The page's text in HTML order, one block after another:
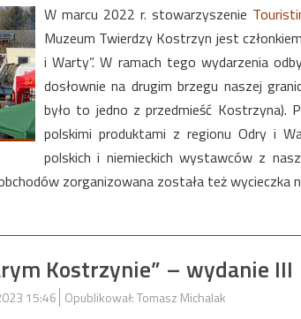
W marcu 2022 r. stowarzyszenie
Muzeum Twierdzy Kostrzyn jest
i Warty”. W ramach tego wydarzenia
dosłownie na drugim brzegu naszej
było to jedno z przedmieść Kostrzyna).
polskimi produktami z regionu Odry i
polskich i niemieckich wystawców z
zorganizowana została też wycieczka
Kostrzynie” – wydanie III
15:46 Opublikował: Tomasz Michalak